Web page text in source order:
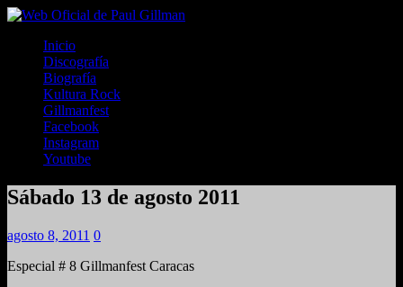
Inicio
Discografía
Biografía
Kultura Rock
Gillmanfest
Facebook
Instagram
Youtube
Sábado 13 de agosto 2011
agosto 8, 2011 0
Especial # 8 Gillmanfest Caracas